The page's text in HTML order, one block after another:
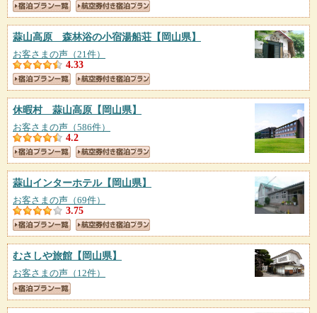
蒜山高原 森林浴の小宿湯船荘 【岡山県】
お客さまの声（21件）
4.33
休暇村 蒜山高原 【岡山県】
お客さまの声（586件）
4.2
蒜山インターホテル【岡山県】
お客さまの声（69件）
3.75
むさしや旅館 【岡山県】
お客さまの声（12件）